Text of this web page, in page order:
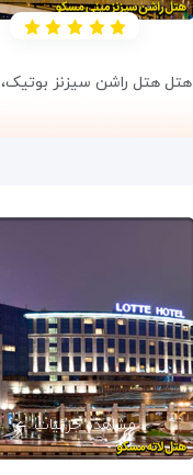
هتل هتل راشن سیزنز بوتیک،
مشاهده جزئیات